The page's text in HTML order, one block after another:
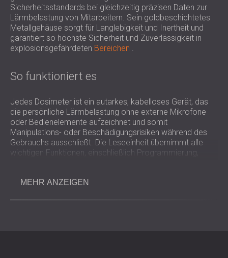
SCHALLSCHUTZ UND AKUSTIK FÜR
HALLEN
SCHALLDÄMMUNG UND
AKUSTIKLÖSUNGEN FÜR
SCHALLSCHUTZ UND AKUSTIK FÜR
SCHALLSCHUTZ UND AKUSTIK FÜR
GESUNDHEITSEINRICHTUNGE
SCHALLSCHUTZ UND
AKUSTIKLÖSUNGEN FÜR DEN
AUDIOLOGIEBEREICH
AKUSTIKLÖSUNGEN FÜR
POLAND (PL)
FINLAND (FI)
РОССИЯ (RU)
USA (US)
Sicherheitsstandards bei gleichzeitig präzisen Daten zur
Lärmbelastung von Mitarbeitern. Sein goldbeschichtetes
Metallgehäuse sorgt für Langlebigkeit und Inertheit und
garantiert so höchste Sicherheit und Zuverlässigkeit in
explosionsgefährdeten Bereichen .
So funktioniert es
Jedes Dosimeter ist ein autarkes, kabelloses Gerät, das
die persönliche Lärmbelastung ohne externe Mikrofone
oder Bedienelemente aufzeichnet und somit
Manipulations- oder Beschädigungsrisiken während des
Gebrauchs ausschließt. Die Leseeinheit übernimmt alle
wichtigen Funktionen, einschließlich Programmierung,
akustischer Kalibrator gewährleistet die Messgenauigkeit
Lärmschutzbestimmungen am Arbeitsplatz. Das System
MEHR ANZEIGEN